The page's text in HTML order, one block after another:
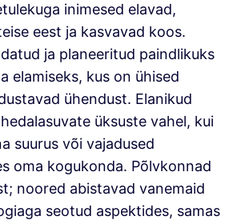
inimesed elavad,
eest ja kasvavad koos.
ja planeeritud paindlikuks
elamiseks, kus on ühised
ühendust. Elanikud
üksuste vahel, kui
suurus või vajadused
oma kogukonda. Põlvkonnad
noored abistavad vanemaid
seotud aspektides, samas